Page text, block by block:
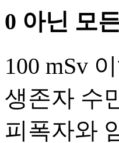
0 아닌 모
100 mSv
생존자 수
피폭자와